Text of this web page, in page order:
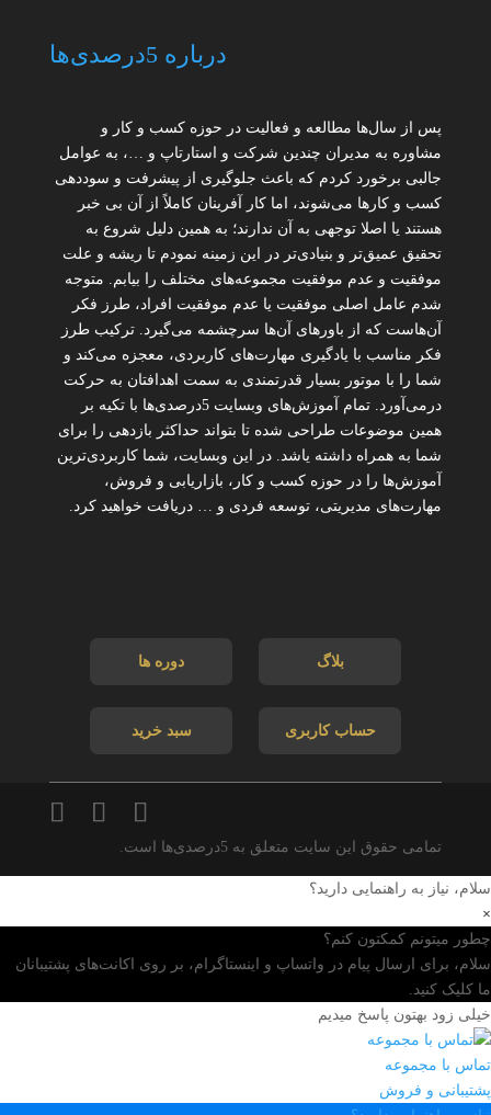
درباره 5درصدی‌ها
پس از سال‌ها مطالعه و فعالیت در حوزه کسب و کار و
مشاوره به مدیران چندین شرکت و استارتاپ و …، به عوامل
جالبی برخورد کردم که باعث جلوگیری از پیشرفت و سوددهی
کسب و کارها می‌شوند، اما کار آفرینان کاملاً از آن بی خبر
هستند یا اصلا توجهی به آن ندارند؛ به همین دلیل شروع به
تحقیق عمیق‌تر و بنیادی‌تر در این زمینه نمودم تا ریشه و علت
موفقیت و عدم موفقیت مجموعه‌های مختلف را بیابم. متوجه
شدم عامل اصلی موفقیت یا عدم موفقیت افراد، طرز فکر
آن‌هاست که از باورهای آن‌ها سرچشمه می‌گیرد. ترکیب طرز
فکر مناسب با یادگیری مهارت‌های کاربردی، معجزه می‌کند و
شما را با موتور بسیار قدرتمندی به سمت اهدافتان به حرکت
درمی‌آورد. تمام آموزش‌های وبسایت 5درصدی‌ها با تکیه بر
همین موضوعات طراحی شده تا بتواند حداکثر بازدهی را برای
شما به همراه داشته یاشد. در این وبسایت، شما کاربردی‌ترین
آموزش‌ها را در حوزه کسب و کار، بازاریابی و فروش،
مهارت‌های مدیریتی، توسعه فردی و … دریافت خواهید کرد.
بلاگ دوره ها
حساب کاربری سبد خرید
تمامی حقوق این سایت متعلق به 5درصدی‌ها است.
سلام، نیاز به راهنمایی دارید؟
×
چطور میتونم کمکتون کنم؟
سلام، برای ارسال پیام در واتساپ و اینستاگرام، بر روی اکانت‌های پشتیبانان
ما کلیک کنید.
خیلی زود بهتون پاسخ میدیم
تماس با مجموعه
پشتیبانی و فروش